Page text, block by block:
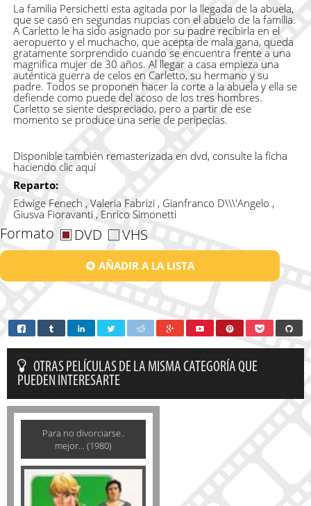
La familia Persichetti esta agitada por la llegada de la abuela,
que se casó en segundas nupcias con el abuelo de la familia.
A Carletto le ha sido asignado por su padre recibirla en el
aeropuerto y el muchacho, que acepta de mala gana, queda
gratamente sorprendido cuando se encuentra frente a una
magnifica mujer de 30 años. Al llegar a casa empieza una
auténtica guerra de celos en Carletto, su hermano y su
padre. Todos se proponen hacer la corte a la abuela y ella se
defiende como puede del acoso de los tres hombres.
Carletto se siente despreciado, pero a partir de ese
momento se produce una serie de peripecias.
Disponible también remasterizada en dvd, consulte la ficha
haciendo clicaquí
Reparto:
Edwige Fenech , Valeria Fabrizi , Gianfranco D\\\'Angelo ,
Giusva Fioravanti , Enrico Simonetti
Formato DVD VHS
AÑADIR A LA LISTA
OTRAS PELÍCULAS DE LA MISMA CATEGORÍA QUE
PUEDEN INTERESARTE
Para no divorciarse..
mejor... (1980)